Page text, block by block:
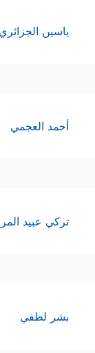
ياسين الجزائري
أحمد العجمي
تركي عبيد
بشر لطفي